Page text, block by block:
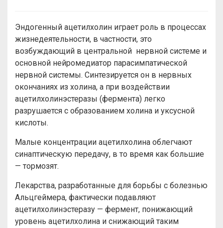
Эндогенный ацетилхолин играет роль в процессах
жизнедеятельности, в частности, это
возбуждающий в центральной нервной системе и
основной нейромедиатор парасимпатической
нервной системы. Синтезируется он в нервных
окончаниях из холина, а при воздействии
ацетилхолинэстеразы (фермента) легко
разрушается с образованием холина и уксусной
кислоты.
Малые концентрации ацетилхолина облегчают
синаптическую передачу, в то время как большие
— тормозят.
Лекарства, разработанные для борьбы с болезнью
Альцгеймера, фактически подавляют
ацетилхолинэстеразу — фермент, понижающий
уровень ацетилхолина и снижающий таким